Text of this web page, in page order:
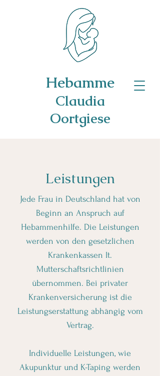
Hebamme
Claudia
Oortgiese
Leistungen
Jede Frau in Deutschland hat von
Beginn an Anspruch auf
Hebammenhilfe. Die Leistungen
werden von den gesetzlichen
Krankenkassen lt.
Mutterschaftsrichtlinien
übernommen. Bei privater
Krankenversicherung ist die
Leistungserstattung abhängig vom
Vertrag.
Individuelle Leistungen, wie
Akupunktur und K-Taping werden